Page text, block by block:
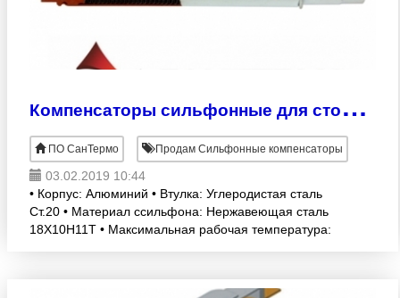
К
омпенсаторы сильфонные для стояка отопления st-b
ПО СанТермо Продам Сильфонные компенсаторы
03.02.2019 10:44
• Корпус: Алюминий • Втулка: Углеродистая сталь
Ст.20 • Материал cсильфона: Нержавеющая сталь
18X10H11T • Максимальная рабочая температура: